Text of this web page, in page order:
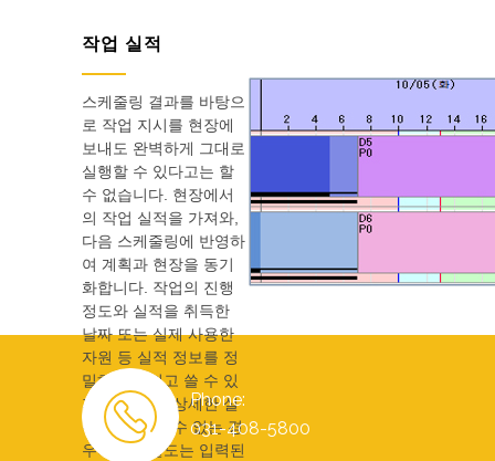
작업 실적
스케줄링 결과를 바탕으
로 작업 지시를 현장에
보내도 완벽하게 그대로
실행할 수 있다고는 할
수 없습니다. 현장에서
의 작업 실적을 가져와,
다음 스케줄링에 반영하
여 계획과 현장을 동기
화합니다. 작업의 진행
정도와 실적을 취득한
날짜 또는 실제 사용한
자원 등 실적 정보를 정
밀하게 가지고 쓸 수 있
지만, 현장이 상세한 실
적을 돌려 줄 수 없는 경
우에도 정밀도는 입력된
Phone:
031-408-5800